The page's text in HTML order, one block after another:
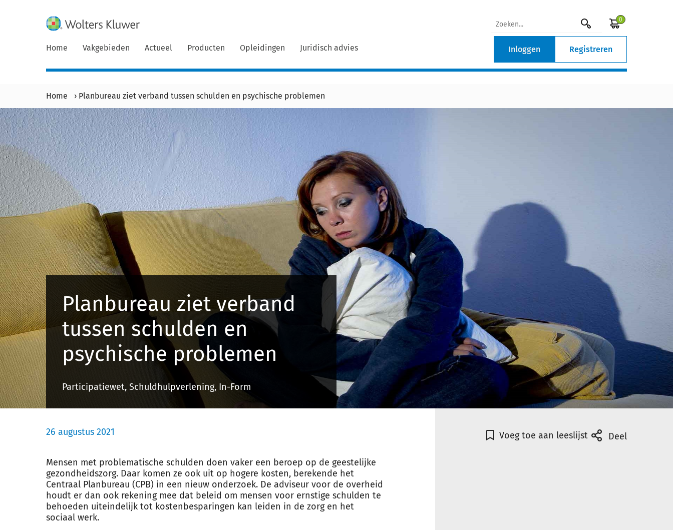
0
Home Vakgebieden Actueel Producten Opleidingen Juridisch advies Inloggen Registreren
Home › Planbureau ziet verband tussen schulden en psychische problemen
Planbureau ziet verband
tussen schulden en
psychische problemen
Participatiewet, Schuldhulpverlening, In-Form
26 augustus 2021
Mensen met problematische schulden doen vaker een beroep op de geestelijke
gezondheidszorg. Daar komen ze ook uit op hogere kosten, berekende het
Centraal Planbureau (CPB) in een nieuw onderzoek. De adviseur voor de overheid
houdt er dan ook rekening mee dat beleid om mensen voor ernstige schulden te
behoeden uiteindelijk tot kostenbesparingen kan leiden in de zorg en het
sociaal werk.
Voeg toe aan leeslijst Deel